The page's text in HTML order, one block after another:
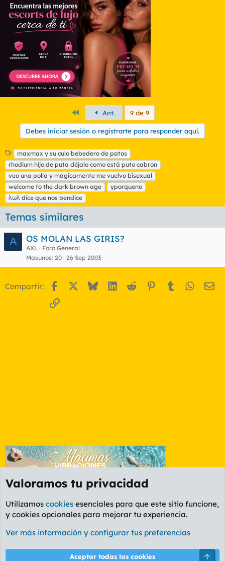
o
n
e
PrimeroAnt. 9 de 9
Debes iniciar sesión o registrarte para responder aquí.
E
t
i
q
u
e
t
a
maxmax y su culo bebedero de patos
rhodium hijo de puta déjalo como está puto cabron
veo una polla y magicamente me vuelvo bisexual
welcome to the dark brown age
yporqueno
λωλ dice que nos bendice
Temas similares
A
OS MOLAN LAS GIRIS?
AXL
Foro General
Masunos 20 26 Sep 2003
Compartir: Facebook BlueskyLinkedIn
Reddit Pinterest
Tumblr
Enlace
Foro General
Cookies
PL OLDSTYLE AMARILLO
Valoramos tu privacidad
Utilizamos cookies esenciales para que este sitio funcione,
y cookies opcionales para mejorar tu experiencia.
Ver más información y configurar tus preferencias
Aceptar todas las cookies